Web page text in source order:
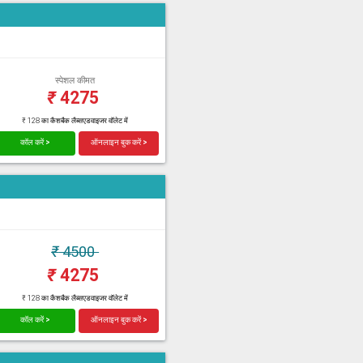
स्पेशल कीमत
₹4275
₹ 128 का कैशबैक लैब्सएडवाइजर वॉलेट में
कॉल करें > ऑनलाइन बुक करें >
₹4500
₹4275
₹ 128 का कैशबैक लैब्सएडवाइजर वॉलेट में
कॉल करें > ऑनलाइन बुक करें >